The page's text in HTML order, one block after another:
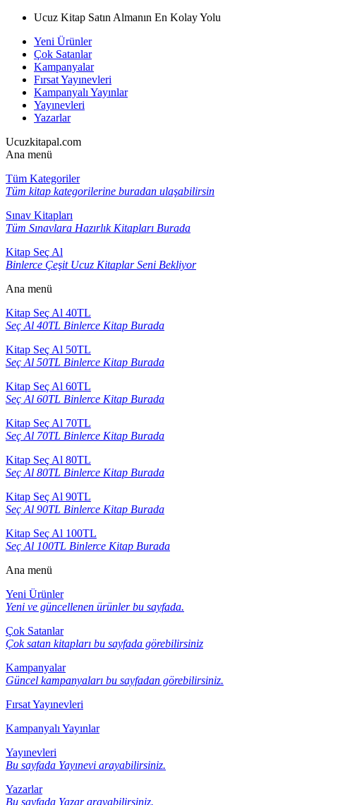
Ucuz Kitap Satın Almanın En Kolay Yolu
Yeni Ürünler
Çok Satanlar
Kampanyalar
Fırsat Yayınevleri
Kampanyalı Yayınlar
Yayınevleri
Yazarlar
Ucuzkitapal.com
Ana menü
Tüm Kategoriler
Tüm kitap kategorilerine buradan ulaşabilirsin
Sınav Kitapları
Tüm Sınavlara Hazırlık Kitapları Burada
Kitap Seç Al
Binlerce Çeşit Ucuz Kitaplar Seni Bekliyor
Ana menü
Kitap Seç Al 40TL
Seç Al 40TL Binlerce Kitap Burada
Kitap Seç Al 50TL
Seç Al 50TL Binlerce Kitap Burada
Kitap Seç Al 60TL
Seç Al 60TL Binlerce Kitap Burada
Kitap Seç Al 70TL
Seç Al 70TL Binlerce Kitap Burada
Kitap Seç Al 80TL
Seç Al 80TL Binlerce Kitap Burada
Kitap Seç Al 90TL
Seç Al 90TL Binlerce Kitap Burada
Kitap Seç Al 100TL
Seç Al 100TL Binlerce Kitap Burada
Ana menü
Yeni Ürünler
Yeni ve güncellenen ürünler bu sayfada.
Çok Satanlar
Çok satan kitapları bu sayfada görebilirsiniz
Kampanyalar
Güncel kampanyaları bu sayfadan görebilirsiniz.
Fırsat Yayınevleri
Kampanyalı Yayınlar
Yayınevleri
Bu sayfada Yayınevi arayabilirsiniz.
Yazarlar
Bu sayfada Yazar arayabilirsiniz.